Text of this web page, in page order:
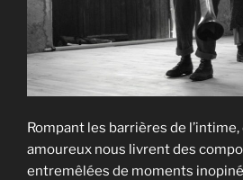
Rompant les barrières de
amoureux nous livrent des
entremêlées de moments